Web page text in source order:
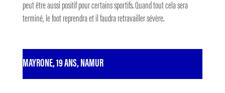
peut être aussi positif pour certains sportifs. Quand tout cela sera
terminé, le foot reprendra et il faudra retravailler sévère.
MAYRONE, 19 ANS, NAMUR